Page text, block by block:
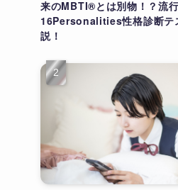
来のMBTI®とは別物！？流
16Personalities性格診断テ
説！